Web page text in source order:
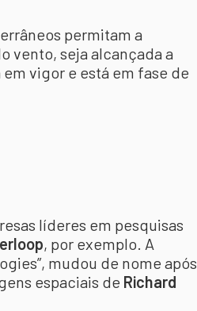
permitam a
vento, seja alcançada a
vigor e está em fase de
líderes em pesquisas
, por exemplo. A
mudou de nome após
espaciais de Richard